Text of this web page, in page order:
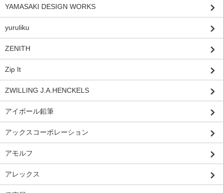
YAMASAKI DESIGN WORKS
yuruliku
ZENITH
Zip It
ZWILLING J.A.HENCKELS
アイボール鉛筆
アックスコーポレーション
アモルフ
アレックス